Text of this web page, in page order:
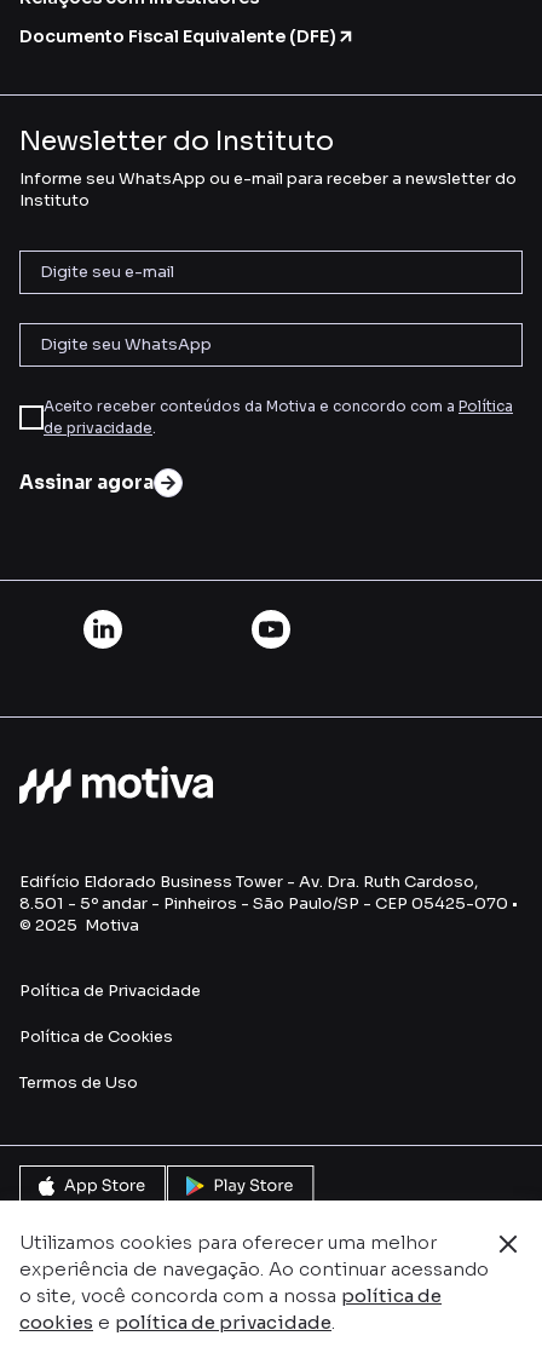
Utilizamos cookies para oferecer uma melhor
experiência de navegação. Ao continuar acessando
o site, você concorda com a nossa política de
cookies e política de privacidade.
Documento Fiscal Equivalente (DFE)
Newsletter do Instituto
Informe seu WhatsApp ou e-mail para receber a newsletter do
Instituto
Aceito receber conteúdos da Motiva e concordo com a Política
de privacidade.
Assinar agora
Edifício Eldorado Business Tower - Av. Dra. Ruth Cardoso,
8.501 - 5º andar - Pinheiros - São Paulo/SP - CEP 05425-070 •
© 2025 Motiva
Política de Privacidade
Política de Cookies
Termos de Uso